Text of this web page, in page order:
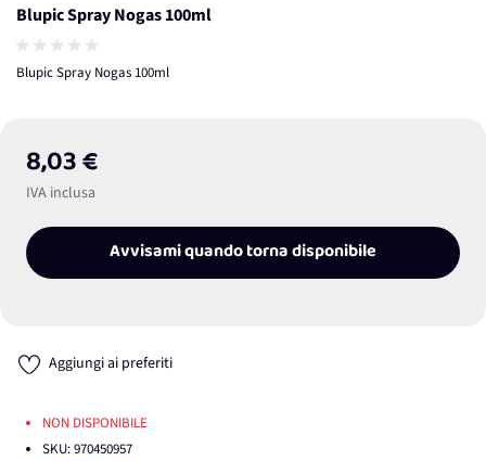
Blupic Spray Nogas 100ml
Blupic Spray Nogas 100ml
8,03 €
IVA inclusa
Avvisami quando torna disponibile
Aggiungi ai preferiti
NON DISPONIBILE
SKU:970450957